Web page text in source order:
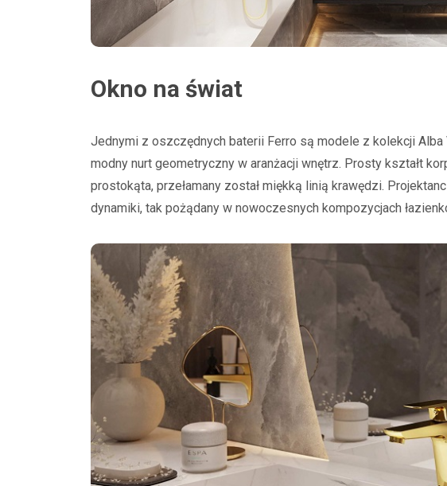
Okno na świat
Jednymi z oszczędnych baterii Ferro są modele z kolekcji
modny nurt geometryczny w aranżacji wnętrz. Prosty kształt
prostokąta, przełamany został miękką linią krawędzi.
dynamiki, tak pożądany w nowoczesnych kompozycjach